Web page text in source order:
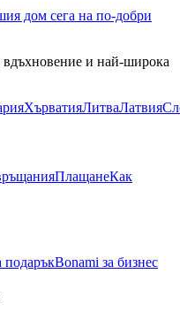
дом сега на по-добри
вдъхновение и най-широка
ХърватияЛитваЛатвия
ПлащанеКак
подаръкBonami за бизнес